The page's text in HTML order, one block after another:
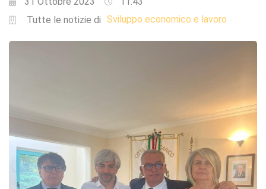
Tutte le notizie di Sviluppo economico e lavoro